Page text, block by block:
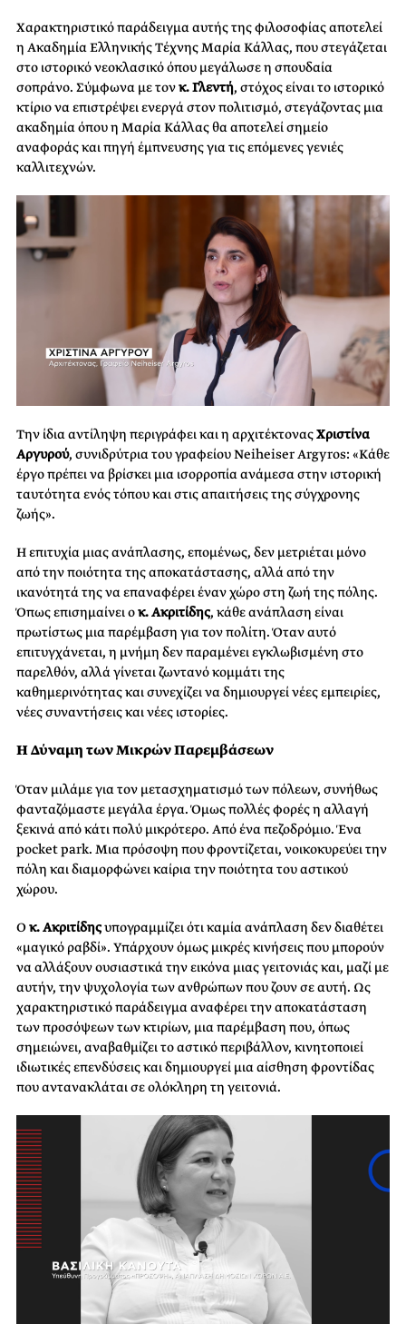
Χαρακτηριστικό παράδειγμα αυτής της φιλοσοφίας αποτελεί
η Ακαδημία Ελληνικής Τέχνης Μαρία Κάλλας, που στεγάζεται
στο ιστορικό νεοκλασικό όπου μεγάλωσε η σπουδαία
σοπράνο. Σύμφωνα με τονκ. Γλεντή, στόχος είναι το ιστορικό
κτίριο να επιστρέψει ενεργά στον πολιτισμό, στεγάζοντας μια
ακαδημία όπου η Μαρία Κάλλας θα αποτελεί σημείο
αναφοράς και πηγή έμπνευσης για τις επόμενες γενιές
καλλιτεχνών.
Την ίδια αντίληψη περιγράφει και η αρχιτέκτοναςΧριστίνα
Αργυρού, συνιδρύτρια του γραφείου Neiheiser Argyros: «Κάθε
έργο πρέπει να βρίσκει μια ισορροπία ανάμεσα στην ιστορική
ταυτότητα ενός τόπου και στις απαιτήσεις της σύγχρονης
ζωής».
Η επιτυχία μιας ανάπλασης, επομένως, δεν μετριέται μόνο
από την ποιότητα της αποκατάστασης, αλλά από την
ικανότητά της να επαναφέρει έναν χώρο στη ζωή της πόλης.
Όπως επισημαίνει οκ. Ακριτίδης, κάθε ανάπλαση είναι
πρωτίστως μια παρέμβαση για τον πολίτη. Όταν αυτό
επιτυγχάνεται, η μνήμη δεν παραμένει εγκλωβισμένη στο
παρελθόν, αλλά γίνεται ζωντανό κομμάτι της
καθημερινότητας και συνεχίζει να δημιουργεί νέες εμπειρίες,
νέες συναντήσεις και νέες ιστορίες.
Η Δύναμη των Μικρών Παρεμβάσεων
Όταν μιλάμε για τον μετασχηματισμό των πόλεων, συνήθως
φανταζόμαστε μεγάλα έργα. Όμως πολλές φορές η αλλαγή
ξεκινά από κάτι πολύ μικρότερο. Από ένα πεζοδρόμιο. Ένα
pocket park. Μια πρόσοψη που φροντίζεται, νοικοκυρεύει την
πόλη και διαμορφώνει καίρια την ποιότητα του αστικού
χώρου.
Οκ. Ακριτίδηςυπογραμμίζει ότι καμία ανάπλαση δεν διαθέτει
«μαγικό ραβδί». Υπάρχουν όμως μικρές κινήσεις που μπορούν
να αλλάξουν ουσιαστικά την εικόνα μιας γειτονιάς και, μαζί με
αυτήν, την ψυχολογία των ανθρώπων που ζουν σε αυτή. Ως
χαρακτηριστικό παράδειγμα αναφέρει την αποκατάσταση
των προσόψεων των κτιρίων, μια παρέμβαση που, όπως
σημειώνει, αναβαθμίζει το αστικό περιβάλλον, κινητοποιεί
ιδιωτικές επενδύσεις και δημιουργεί μια αίσθηση φροντίδας
που αντανακλάται σε ολόκληρη τη γειτονιά.